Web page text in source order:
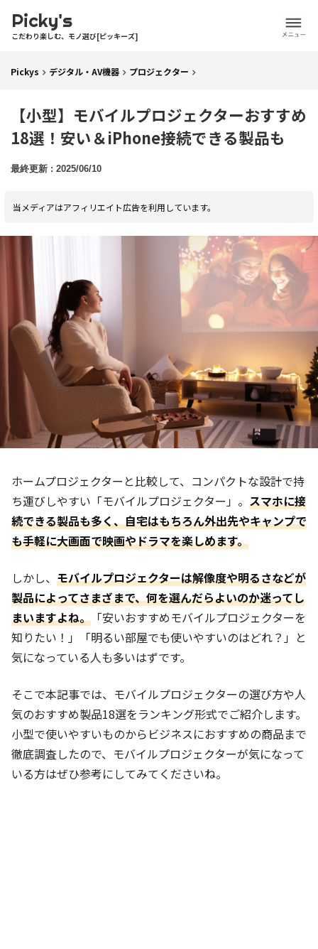
Picky's
こだわり楽しむ、モノ選び[ピッキーズ]
Pickys デジタル・AV機器 プロジェクター
【小型】モバイルプロジェクターおすすめ
18選！安い＆iPhone接続できる製品も
2025/06/10
当メディアはアフィリエイト広告を利用しています。
ホームプロジェクターと比較して、コンパクトな設計で持
ち運びしやすい「モバイルプロジェクター」。 スマホに接
続できる製品も多く、自宅はもちろん外出先やキャンプで
も手軽に大画面で映画やドラマを楽しめます。
しかし、 モバイルプロジェクターは解像度や明るさなどが
製品によってさまざまで、何を選んだらよいのか迷ってし
まいますよね。 「安いおすすめモバイルプロジェクターを
知りたい！」「明るい部屋でも使いやすいのはどれ？」と
気になっている人も多いはずです。
そこで本記事では、 モバイルプロジェクターの選び方や人
気のおすすめ製品18選をランキング形式でご紹介します。
小型で使いやすいものからビジネスにおすすめの商品まで
徹底調査したので、 モバイルプロジェクターが気になって
いる方はぜひ参考にしてみてくださいね。